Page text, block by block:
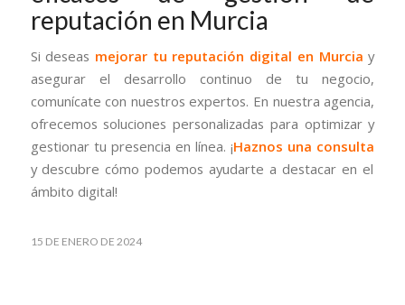
reputación en Murcia
Si deseas mejorar tu reputación digital en Murcia y
asegurar el desarrollo continuo de tu negocio,
comunícate con nuestros expertos. En nuestra agencia,
ofrecemos soluciones personalizadas para optimizar y
gestionar tu presencia en línea. ¡Haznos una consulta
y descubre cómo podemos ayudarte a destacar en el
ámbito digital!
15 DE ENERO DE 2024